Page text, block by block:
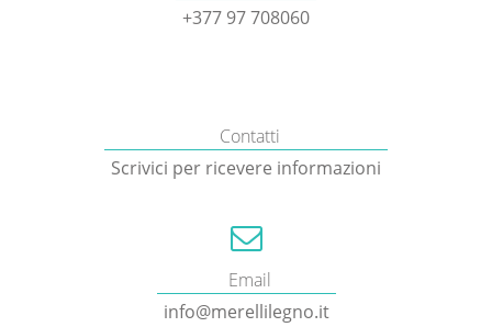
+377 97 708060
Contatti
Scrivici per ricevere informazioni
Email
info@merellilegno.it